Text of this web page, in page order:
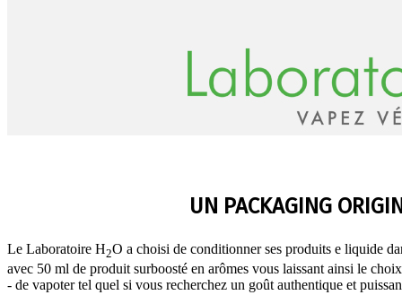
UN PACKAGING
Le Laboratoire H2O a choisi de conditionner ses produits e liquide
avec 50 ml de produit surboosté en arômes vous laissant ainsi le
- de vapoter tel quel si vous recherchez un goût authentique et